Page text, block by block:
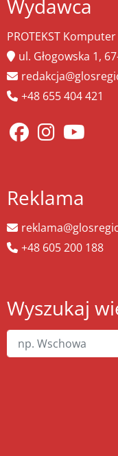
Wydawca
PROTEKST
ul. Głogowska 1,
+48 655 404 421
Reklama
+48 605 200 188
Wyszukaj